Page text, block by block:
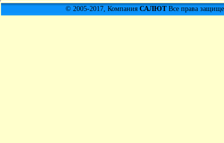
© 2005-2017, Компания САЛЮТВсе права